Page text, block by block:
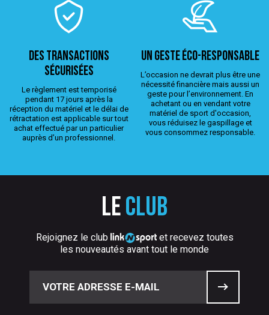
Des transactions
sécurisées
Le règlement est temporisé
pendant 17 jours après la
réception du matériel et le délai de
rétractation est applicable sur tout
achat effectué par un particulier
auprès d’un professionnel.
Un geste éco-responsable
L’occasion ne devrait plus être une
nécessité financière mais aussi un
geste pour l’environnement. En
achetant ou en vendant votre
matériel de sport d'occasion,
vous réduisez le gaspillage et
vous consommez responsable.
Le club
Rejoignez le club
et recevez toutes
les nouveautés avant tout le monde